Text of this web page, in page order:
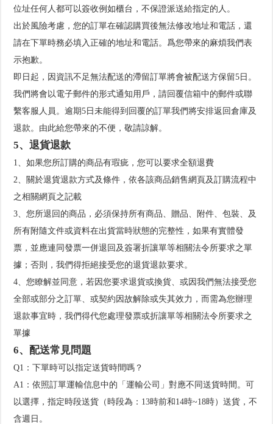
位址任何人都可以簽收例如櫃台，不保證派送給指定的人。
出於風險考慮，您的訂單在確認購買後無法修改地址和電話，還
請在下單時務必填入正確的地址和電話。爲您帶來的麻煩我們表
示抱歉。
即日起，因資訊不足無法配送的滯留訂單將會被配送方保留5日。
我們將會以電子郵件的形式通知用戶，請回覆信箱中的郵件或聯
繫客服人員。逾期5日未能得到回覆的訂單我們將安排返回倉庫及
退款。由此給您帶來的不便，敬請諒解。
5、退貨退款
1、如果您所訂購的商品有瑕疵，您可以要求全額退費
2、關於退貨退款方式及條件，依各該商品銷售網頁及訂購流程中
之相關網頁之記載
3、您所退回的商品，必須保持所有商品、贈品、附件、包裝、及
所有附隨文件或資料在出貨當時狀態的完整性，如果有實體發
票，並應連同發票一併退回及簽署折讓單等相關法令所要求之單
據；否則，我們得拒絕接受您的退貨退款要求。
4、您瞭解並同意，若因您要求退貨或換貨、或因我們無法接受您
全部或部分之訂單、或契約因故解除或失其效力，而需為您辦理
退款事宜時，我們得代您處理發票或折讓單等相關法令所要求之
單據
6、配送常見問題
Q1：下單時可以指定送貨時間嗎？
A1：依照訂單運輸信息中的「運輸公司」對應不同送貨時間。可
以選擇，指定時段送貨（時段為：13時前和14時~18時）送貨，不
含週日。